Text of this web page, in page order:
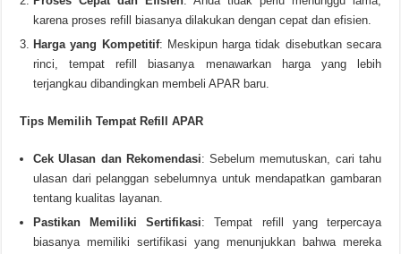
karena proses refill biasanya dilakukan dengan cepat dan efisien.
Harga yang Kompetitif: Meskipun harga tidak disebutkan secara
rinci, tempat refill biasanya menawarkan harga yang lebih
terjangkau dibandingkan membeli APAR baru.
Tips Memilih Tempat Refill APAR
Cek Ulasan dan Rekomendasi: Sebelum memutuskan, cari tahu
ulasan dari pelanggan sebelumnya untuk mendapatkan gambaran
tentang kualitas layanan.
Pastikan Memiliki Sertifikasi: Tempat refill yang terpercaya
biasanya memiliki sertifikasi yang menunjukkan bahwa mereka